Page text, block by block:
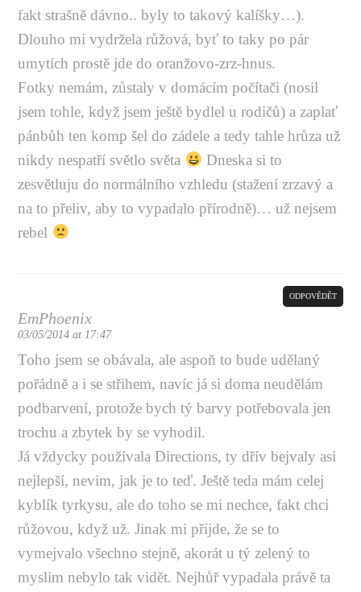
fakt strašně dávno.. byly to takový kalíšky…).
Dlouho mi vydržela růžová, byť to taky po pár
umytích prostě jde do oranžovo-zrz-hnus.
Fotky nemám, zůstaly v domácím počítači (nosil
jsem tohle, když jsem ještě bydlel u rodičů) a zaplať
pánbůh ten komp šel do zádele a tedy tahle hrůza už
nikdy nespatří světlo světa
Dneska si to
zesvětluju do normálního vzhledu (stažení zrzavý a
na to přeliv, aby to vypadalo přírodně)… už nejsem
rebel
EmPhoenix
03/05/2014 at 17:47
ODPOVĚDĚT
Toho jsem se obávala, ale aspoň to bude udělaný
pořádně a i se střihem, navíc já si doma neudělám
podbarvení, protože bych tý barvy potřebovala jen
trochu a zbytek by se vyhodil.
Já vždycky používala Directions, ty dřív bejvaly asi
nejlepší, nevim, jak je to teď. Ještě teda mám celej
kyblík tyrkysu, ale do toho se mi nechce, fakt chci
růžovou, když už. Jinak mi přijde, že se to
vymejvalo všechno stejně, akorát u tý zelený to
myslim nebylo tak vidět. Nejhůř vypadala právě ta